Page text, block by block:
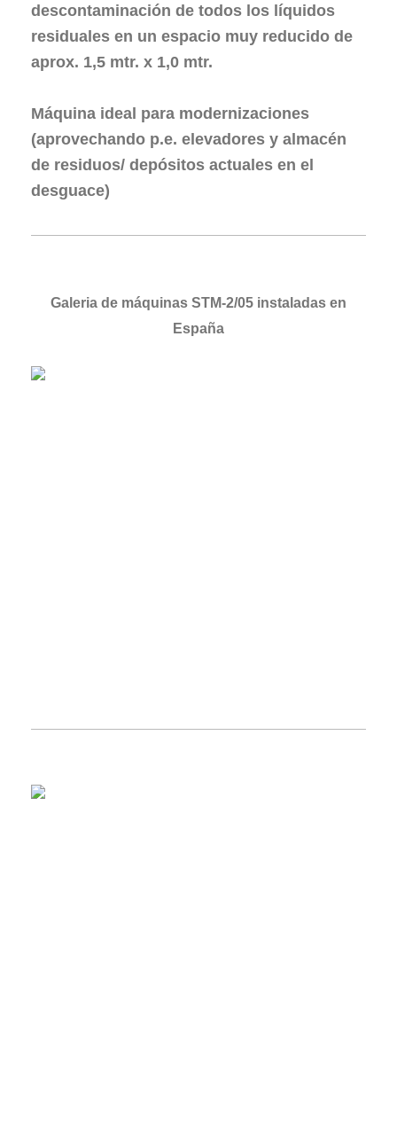
descontaminación de todos los líquidos
residuales en un espacio muy reducido de
aprox. 1,5 mtr. x 1,0 mtr.
Máquina ideal para modernizaciones
(aprovechando p.e. elevadores y almacén
de residuos/ depósitos actuales en el
desguace)
Galeria de máquinas STM-2/05 instaladas en
España